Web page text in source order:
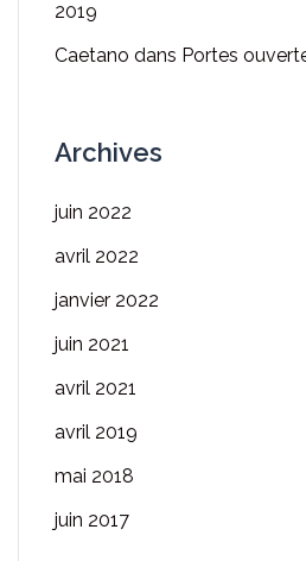
2019
Caetano dans Portes
Archives
juin 2022
avril 2022
janvier 2022
juin 2021
avril 2021
avril 2019
mai 2018
juin 2017